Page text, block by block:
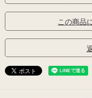
この商品